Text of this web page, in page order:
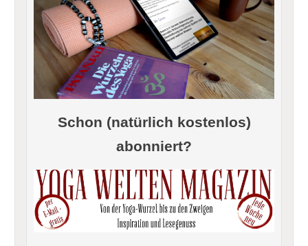
Schon (natürlich kostenlos)
abonniert?